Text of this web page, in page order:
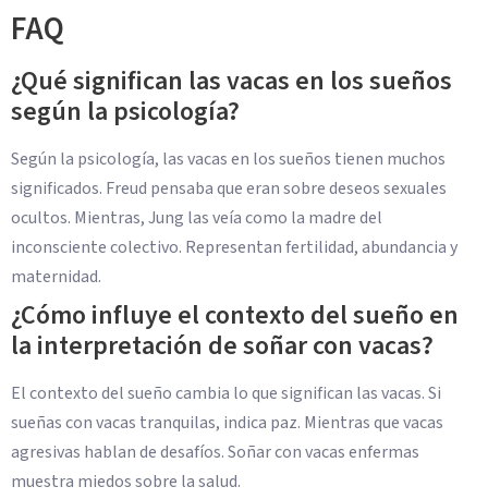
FAQ
¿Qué significan las vacas en los sueños
según la psicología?
Según la psicología, las vacas en los sueños tienen muchos
significados. Freud pensaba que eran sobre deseos sexuales
ocultos. Mientras, Jung las veía como la madre del
inconsciente colectivo. Representan fertilidad, abundancia y
maternidad.
¿Cómo influye el contexto del sueño en
la interpretación de soñar con vacas?
El contexto del sueño cambia lo que significan las vacas. Si
sueñas con vacas tranquilas, indica paz. Mientras que vacas
agresivas hablan de desafíos. Soñar con vacas enfermas
muestra miedos sobre la salud.